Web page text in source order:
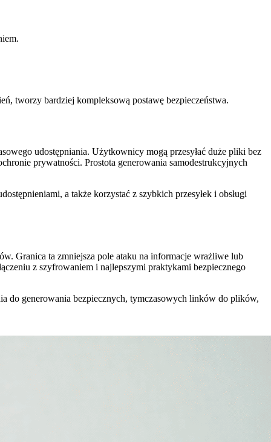
tworzy bardziej kompleksową postawę bezpieczeństwa.
udostępniania. Użytkownicy mogą przesyłać duże pliki bez
prywatności. Prostota generowania samodestrukcyjnych
a także korzystać z szybkich przesyłek i obsługi
Granica ta zmniejsza pole ataku na informacje wrażliwe lub
z szyfrowaniem i najlepszymi praktykami bezpiecznego
do generowania bezpiecznych, tymczasowych linków do plików,